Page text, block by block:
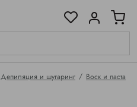
Депиляция и шугаринг Воск и паста